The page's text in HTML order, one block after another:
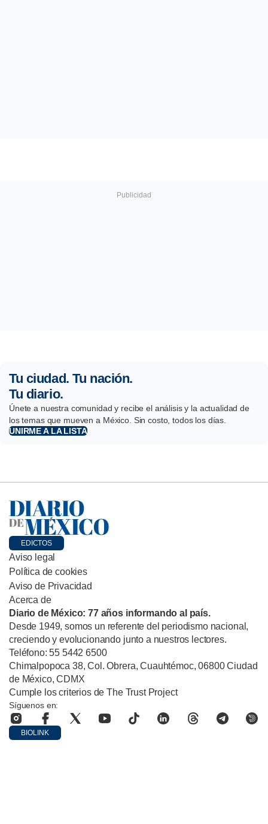
Tu ciudad. Tu nación.
Tu diario.
Únete a nuestra comunidad y recibe el análisis y la actualidad de
los temas que mueven a México. Sin costo, todos los días.
UNIRME A LA LISTA
EDICTOS
Aviso legal
Política de cookies
Aviso de Privacidad
Acerca de
Diario de México: 77 años informando al país.
Desde 1949, somos un referente del periodismo nacional,
creciendo y evolucionando junto a nuestros lectores.
Teléfono: 55 5442 6500
Chimalpopoca 38, Col. Obrera, Cuauhtémoc, 06800 Ciudad
de México, CDMX
Cumple los criterios de The Trust Project
Síguenos en:
BIOLINK